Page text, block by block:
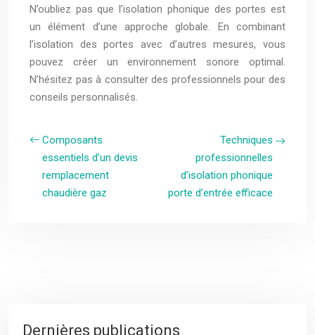
N’oubliez pas que l’isolation phonique des portes est
un élément d’une approche globale. En combinant
l’isolation des portes avec d’autres mesures, vous
pouvez créer un environnement sonore optimal.
N’hésitez pas à consulter des professionnels pour des
conseils personnalisés.
Composants
essentiels d’un devis
remplacement
chaudière gaz
Techniques
professionnelles
d’isolation phonique
porte d’entrée efficace
Dernières publications